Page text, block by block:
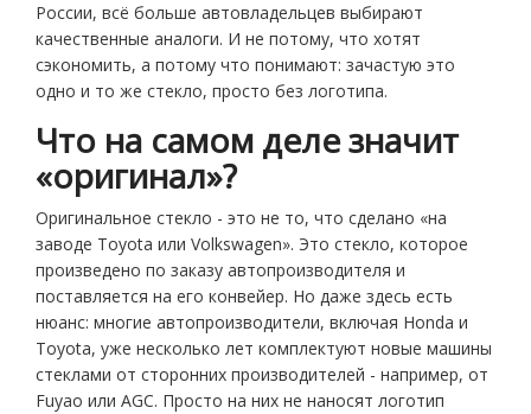
России, всё больше автовладельцев выбирают
качественные аналоги. И не потому, что хотят
сэкономить, а потому что понимают: зачастую это
одно и то же стекло, просто без логотипа.
Что на самом деле значит
«оригинал»?
Оригинальное стекло - это не то, что сделано «на
заводе Toyota или Volkswagen». Это стекло, которое
произведено по заказу автопроизводителя и
поставляется на его конвейер. Но даже здесь есть
нюанс: многие автопроизводители, включая Honda и
Toyota, уже несколько лет комплектуют новые машины
стеклами от сторонних производителей - например, от
Fuyao или AGC. Просто на них не наносят логотип